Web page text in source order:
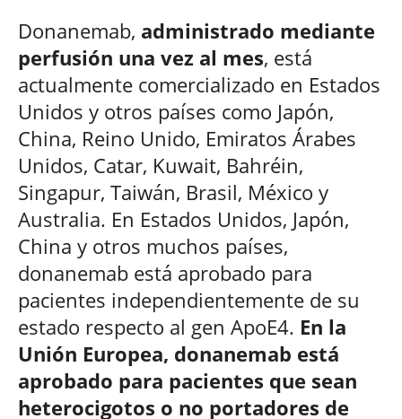
Donanemab, administrado mediante
perfusión una vez al mes, está
actualmente comercializado en Estados
Unidos y otros países como Japón,
China, Reino Unido, Emiratos Árabes
Unidos, Catar, Kuwait, Bahréin,
Singapur, Taiwán, Brasil, México y
Australia. En Estados Unidos, Japón,
China y otros muchos países,
donanemab está aprobado para
pacientes independientemente de su
estado respecto al gen ApoE4. En la
Unión Europea, donanemab está
aprobado para pacientes que sean
heterocigotos o no portadores de